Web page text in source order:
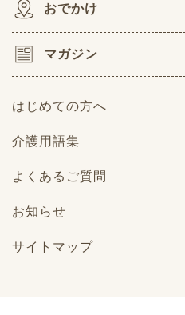
おでかけ
マガジン
はじめての方へ
介護用語集
よくあるご質問
お知らせ
サイトマップ